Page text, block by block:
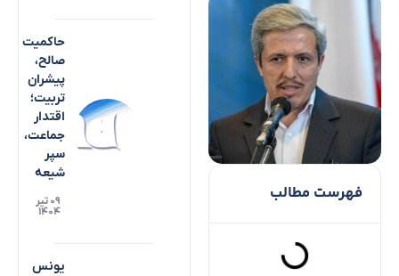
فهرست مطالب
حاکمیت
صالح،
پیشران
تربیت؛
اقتدار
جماعت،
سپر
شیعه
۰۹ تیر
۱۴۰۴
یونس